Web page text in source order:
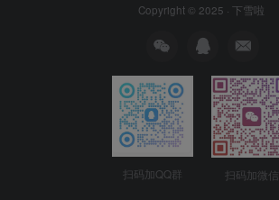
Copyright © 2025 · 下雪啦
扫码加QQ群 扫码加微信